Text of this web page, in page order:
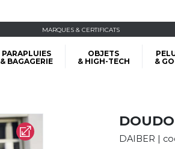
MARQUES & CERTIFICATS
PARAPLUIES
& BAGAGERIE
OBJETS
& HIGH-TECH
&
DAIBER |